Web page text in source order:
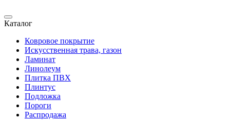
Каталог
Ковровое покрытие
Искусственная трава, газон
Ламинат
Линолеум
Плитка ПВХ
Плинтус
Подложка
Пороги
Распродажа